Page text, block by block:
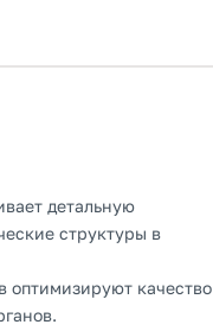
детальную
структуры в
оптимизируют качество